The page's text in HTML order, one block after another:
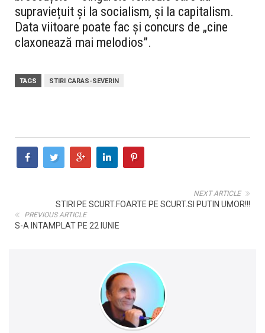
supraviețuit și la socialism, și la capitalism.
Data viitoare poate fac și concurs de „cine
claxonează mai melodios”.
TAGS STIRI CARAS-SEVERIN
NEXT ARTICLE
STIRI PE SCURT.FOARTE PE SCURT.SI PUTIN UMOR!!!
PREVIOUS ARTICLE
S-A INTAMPLAT PE 22 IUNIE